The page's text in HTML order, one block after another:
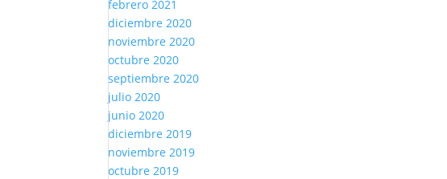
febrero 2021
diciembre 2020
noviembre 2020
octubre 2020
septiembre 2020
julio 2020
junio 2020
diciembre 2019
noviembre 2019
octubre 2019